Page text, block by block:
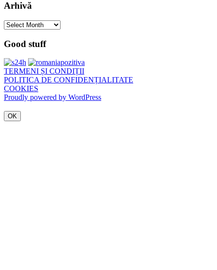
Arhivă
Arhivă
Good stuff
TERMENI ȘI CONDIȚII
POLITICA DE CONFIDENȚIALITATE
COOKIES
Proudly powered by WordPress
OK